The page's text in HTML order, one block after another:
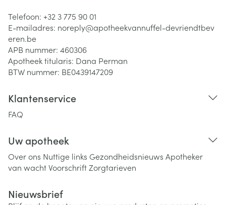
Telefoon: +32 3 775 90 01
E-mailadres: noreply@apotheekvannuffel-devriendtbev
eren.be
APB nummer: 460306
Apotheek titularis: Dana Perman
BTW nummer: BE0439147209
Klantenservice
FAQ
Uw apotheek
Over ons Nuttige links Gezondheidsnieuws Apotheker
van wachtVoorschriftZorgtarieven
Nieuwsbrief